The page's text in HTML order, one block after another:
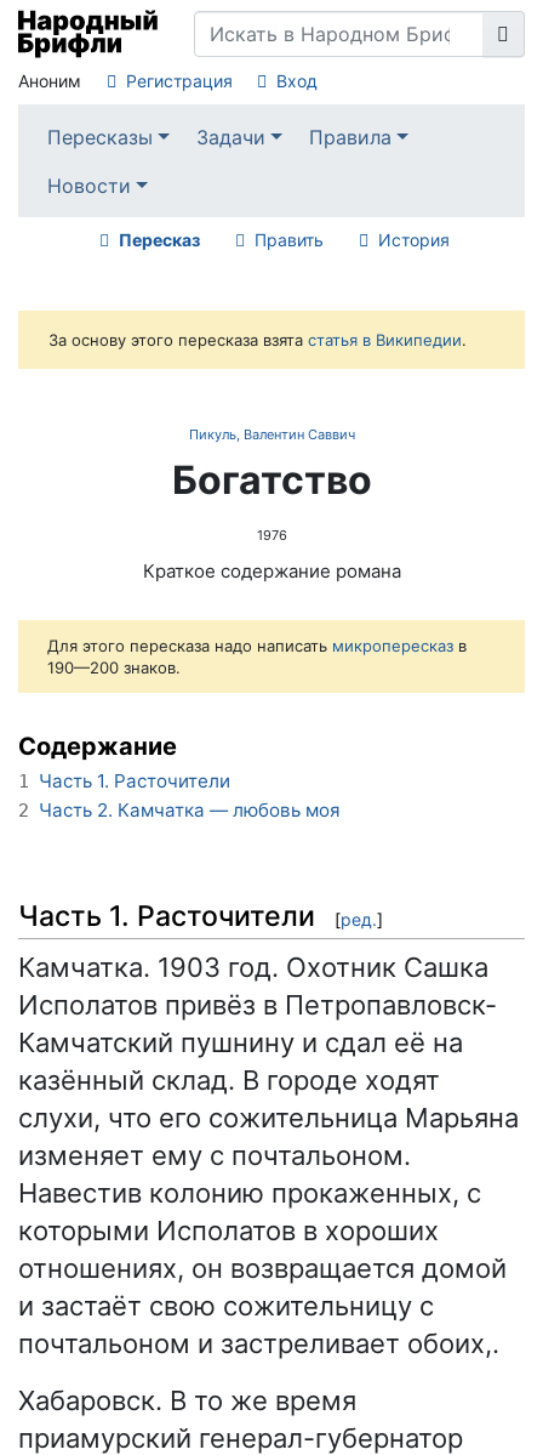
Аноним Регистрация Вход
Пересказы Задачи
Правила
Новости
Пересказ Править История
За основу этого пересказа взята статья в Википедии.
Пикуль, Валентин Саввич
Богатство
1976
Краткое содержание романа
Для этого пересказа надо написать микропересказ в
190—200 знаков.
Содержание
1 Часть 1. Расточители
2 Часть 2. Камчатка — любовь моя
Часть 1. Расточители [ред.]
Камчатка. 1903 год. Охотник Сашка
Исполатов привёз в Петропавловск-
Камчатский пушнину и сдал её на
казённый склад. В городе ходят
слухи, что его сожительница Марьяна
изменяет ему с почтальоном.
Навестив колонию прокаженных, с
которыми Исполатов в хороших
отношениях, он возвращается домой
и застаёт свою сожительницу с
почтальоном и застреливает обоих,.
Хабаровск. В то же время
приамурский генерал-губернатор